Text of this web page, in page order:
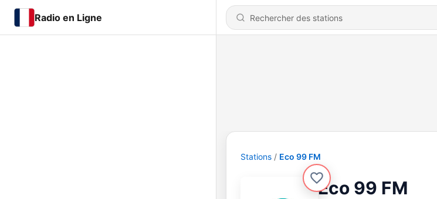
Radio en Ligne
Stations Eco 99 FM
Eco 99 FM